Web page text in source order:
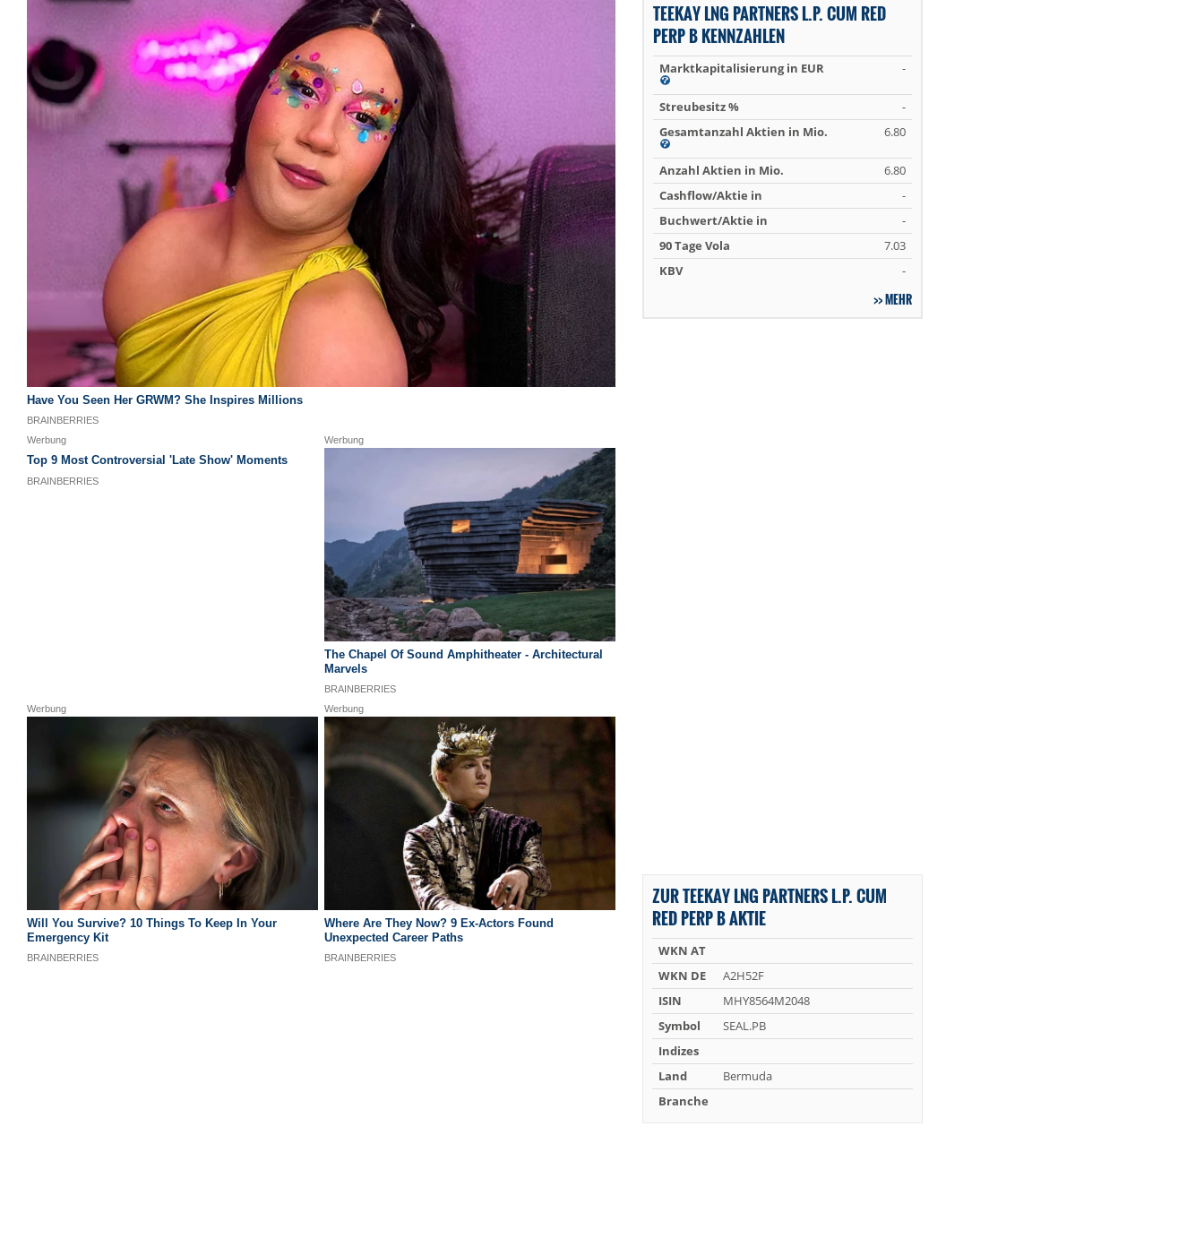
TEEKAY LNG PARTNERS L.P. CUM RED
PERP B KENNZAHLEN
Marktkapitalisierung in EUR -
Streubesitz %
-
Gesamtanzahl Aktien in Mio.
6.80
Anzahl Aktien in Mio.
6.80
Cashflow/Aktie in
-
Buchwert/Aktie in
-
90 Tage Vola
7.03
KBV
-
MEHR
ZUR TEEKAY LNG PARTNERS L.P. CUM
RED PERP B AKTIE
WKN AT
WKN DE
A2H52F
ISIN
MHY8564M2048
Symbol
SEAL.PB
Indizes
Land
Bermuda
Branche